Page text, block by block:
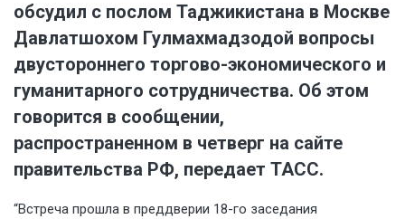
обсудил с послом Таджикистана в Москве
Давлатшохом Гулмахмадзодой вопросы
двустороннего торгово-экономического и
гуманитарного сотрудничества. Об этом
говорится в сообщении,
распространенном в четверг на сайте
правительства РФ, передает ТАСС.
“Встреча прошла в преддверии 18-го заседания